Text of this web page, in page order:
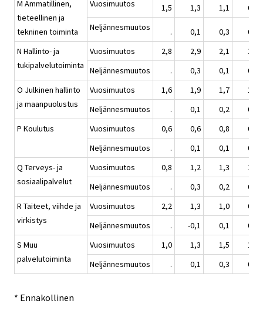
M Ammatillinen,
tieteellinen ja
tekninen toiminta
Vuosimuutos 1,5 1,3 1,1
0,9
Neljännesmuutos
. 0,1 0,3
0,2
N Hallinto- ja
tukipalvelutoiminta
Vuosimuutos 2,8 2,9 2,1
1,3
Neljännesmuutos
. 0,3 0,1
0,2
O Julkinen hallinto
ja maanpuolustus
Vuosimuutos 1,6 1,9 1,7
1,2
Neljännesmuutos
. 0,1 0,2
0,4
P Koulutus
Vuosimuutos 0,6 0,6 0,8
0,7
Neljännesmuutos
. 0,1 0,1
0,4
Q Terveys- ja
sosiaalipalvelut
Vuosimuutos 0,8 1,2 1,3
1,1
Neljännesmuutos
. 0,3 0,2
0,5
R Taiteet, viihde ja
virkistys
Vuosimuutos 2,2 1,3 1,0
0,6
Neljännesmuutos
. -0,1 0,1
0,2
S Muu
palvelutoiminta
Vuosimuutos 1,0 1,3 1,5
1,4
Neljännesmuutos
. 0,1 0,3 0,6
* Ennakollinen